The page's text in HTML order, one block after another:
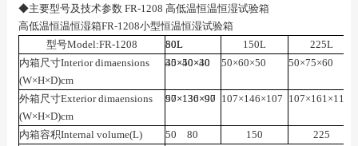
◆主要型号及技术参数 FR-1208 高低温恒温恒湿试验箱
高低温恒温恒湿箱FR-1208小型恒温恒湿试验箱
型号Model:FR-1208
50L
80L 150L
225L
内箱尺寸Interior dimaensions
(W×H×D)cm
35×40×30
40×50×40 50×60×50 50×75×60
外箱尺寸Exterior dimaensions
(W×H×D)cm
50×130×90
97×136×97 107×146×107 107×161×117
内箱容积Internal volume(L) 50 80 150
225